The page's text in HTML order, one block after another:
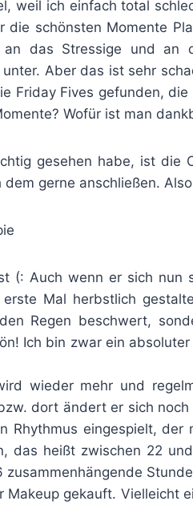
weil ich einfach total
die schönsten Momente
an das Stressige und an
Aber das ist sehr
Friday Fives gefunden,
Wofür ist man
gesehen habe, ist die
dem gerne anschließen.
(: Auch wenn er sich nun
erste Mal herbstlich
Regen beschwert,
Ich bin zwar ein
wieder mehr und
dort ändert er sich
Rhythmus eingespielt,
das heißt zwischen 22
zusammenhängende
Makeup gekauft. Vielleicht